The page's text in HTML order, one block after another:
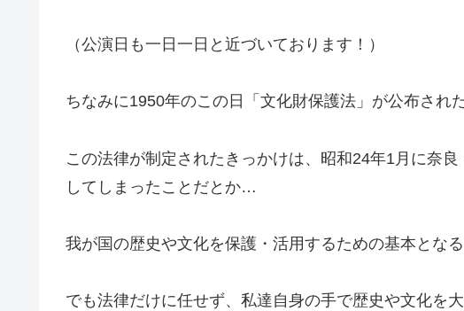
（公演日も一日一日と近づいております！）
ちなみに1950年のこの日「文化財保護法」が公布され
この法律が制定されたきっかけは、昭和24年1月に奈
してしまったことだとか…
我が国の歴史や文化を保護・活用するための基本とな
でも法律だけに任せず、私達自身の手で歴史や文化を